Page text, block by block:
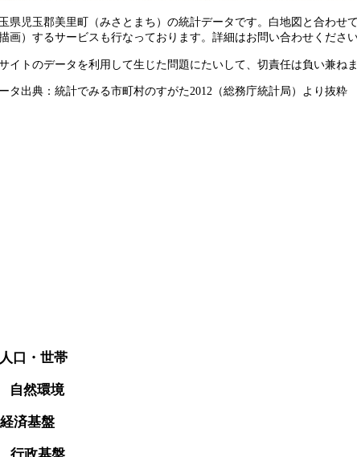
県児玉郡美里町（みさとまち）の統計データです。白地図と合わせ
描画）するサービスも行なっております。詳細はお問い合わせください
イトのデータを利用して生じた問題にたいして、切責任は負い兼ね
タ出典：統計でみる市町村のすがた2012（総務庁統計局）より抜粋
口・世帯
然環境
済基盤